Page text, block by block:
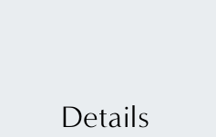
Details